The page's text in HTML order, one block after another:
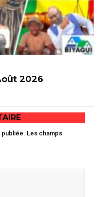
2026
publiée. Les champs